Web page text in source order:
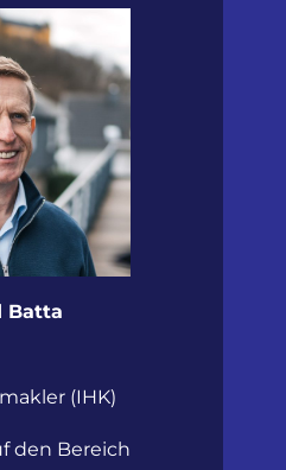
Batta
(IHK)
den Bereich